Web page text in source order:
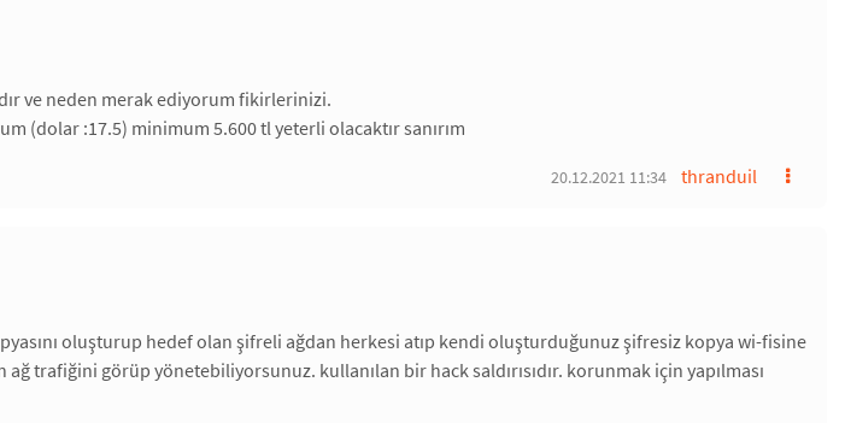
ve neden merak ediyorum fikirlerinizi.
(dolar :17.5) minimum 5.600 tl yeterli olacaktır sanırım
thranduil
20.12.2021 11:34
oluşturup hedef olan şifreli ağdan herkesi atıp kendi oluşturduğunuz şifresiz kopya wi-fisine
trafiğini görüp yönetebiliyorsunuz. kullanılan bir hack saldırısıdır. korunmak için yapılması